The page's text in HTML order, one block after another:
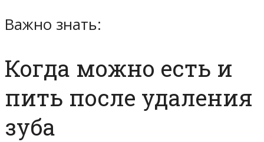
Важно знать:
Когда можно есть и
пить после удаления
зуба